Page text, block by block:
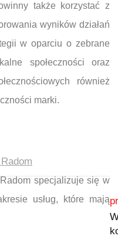
także korzystać z
wyników działań
w oparciu o zebrane
społeczności oraz
również
marki.
specjalizuje się w
usług, które mają